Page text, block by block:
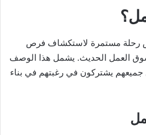
؟
رحلة مستمرة لاستكشاف فرص
العمل الحديث. يشمل هذا الوصف
جميعهم يشتركون في رغبتهم في بناء